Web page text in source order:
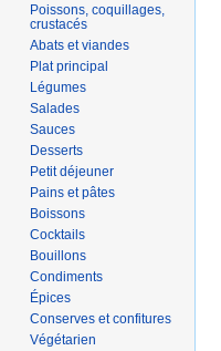
Poissons, coquillages,
crustacés
Abats et viandes
Plat principal
Légumes
Salades
Sauces
Desserts
Petit déjeuner
Pains et pâtes
Boissons
Cocktails
Bouillons
Condiments
Épices
Conserves et confitures
Végétarien